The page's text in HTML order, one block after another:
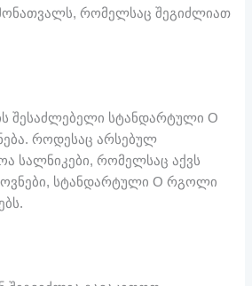
რომელსაც შეგიძლიათ
შესაძლებელი სტანდარტული O
როდესაც არსებულ
სალნიკები, რომელსაც აქვს
სტანდარტული O რგოლი